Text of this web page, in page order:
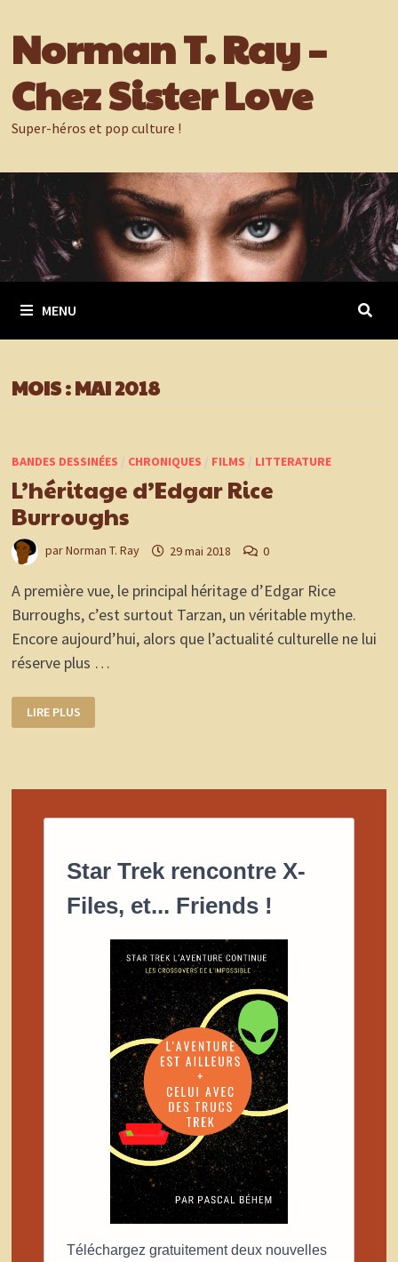
au
contenu
Norman T. Ray –
Chez Sister Love
Super-héros et pop culture !
MENU
MOIS :MAI 2018
BANDES DESSINÉES / CHRONIQUES / FILMS / LITTERATURE
L’héritage d’Edgar Rice
Burroughs
parNorman T. Ray 29 mai 2018 0
A première vue, le principal héritage d’Edgar Rice
Burroughs, c’est surtout Tarzan, un véritable mythe.
Encore aujourd’hui, alors que l’actualité culturelle ne lui
réserve plus …
D’EDGAR
RICE
LIRE PLUS
Star Trek rencontre X-
Files, et... Friends !
Téléchargez gratuitement deux nouvelles